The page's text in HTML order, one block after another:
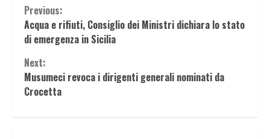
Continue
Reading
Previous:
Acqua e rifiuti, Consiglio dei Ministri dichiara lo stato
di emergenza in Sicilia
Next:
Musumeci revoca i dirigenti generali nominati da
Crocetta